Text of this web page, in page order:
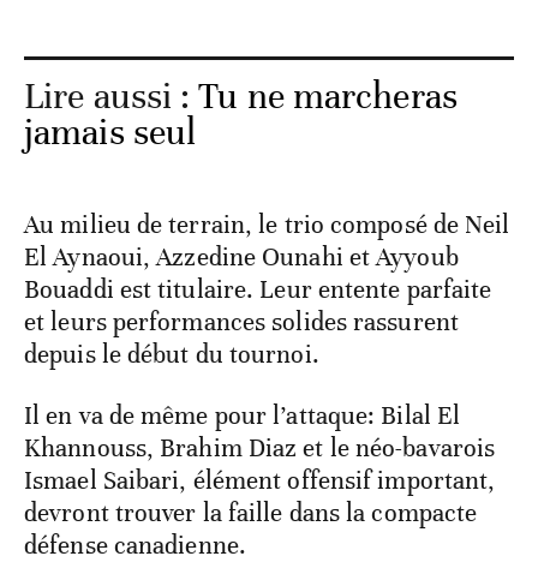
Lire aussi :Tu ne marcheras
jamais seul
Au milieu de terrain, le trio composé de Neil
El Aynaoui, Azzedine Ounahi et Ayyoub
Bouaddi est titulaire. Leur entente parfaite
et leurs performances solides rassurent
depuis le début du tournoi.
Il en va de même pour l’attaque: Bilal El
Khannouss, Brahim Diaz et le néo-bavarois
Ismael Saibari, élément offensif important,
devront trouver la faille dans la compacte
défense canadienne.